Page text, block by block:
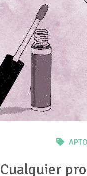
Cualquier